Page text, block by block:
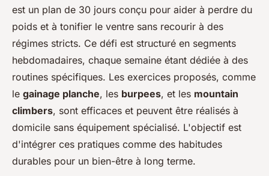
est un plan de 30 jours conçu pour aider à perdre du
poids et à tonifier le ventre sans recourir à des
régimes stricts. Ce défi est structuré en segments
hebdomadaires, chaque semaine étant dédiée à des
routines spécifiques. Les exercices proposés, comme
le gainage planche, les burpees, et les mountain
climbers, sont efficaces et peuvent être réalisés à
domicile sans équipement spécialisé. L'objectif est
d'intégrer ces pratiques comme des habitudes
durables pour un bien-être à long terme.